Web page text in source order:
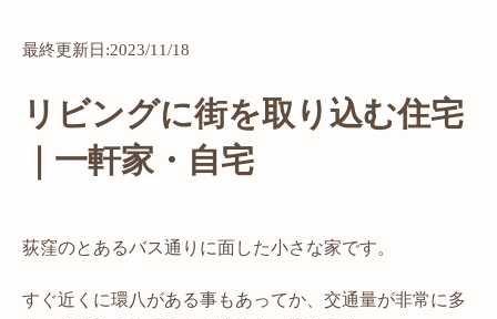
最終更新日:2023/11/18
リビングに街を取り込む住宅
｜一軒家・自宅
荻窪のとあるバス通りに面した小さな家です。
すぐ近くに環八がある事もあってか、交通量が非常に多